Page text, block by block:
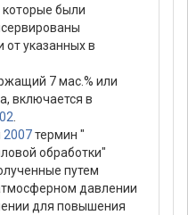
которые были
от указанных в
7 мас.% или
включается в
2007термин "
обработки"
путем
давлении
для повышения